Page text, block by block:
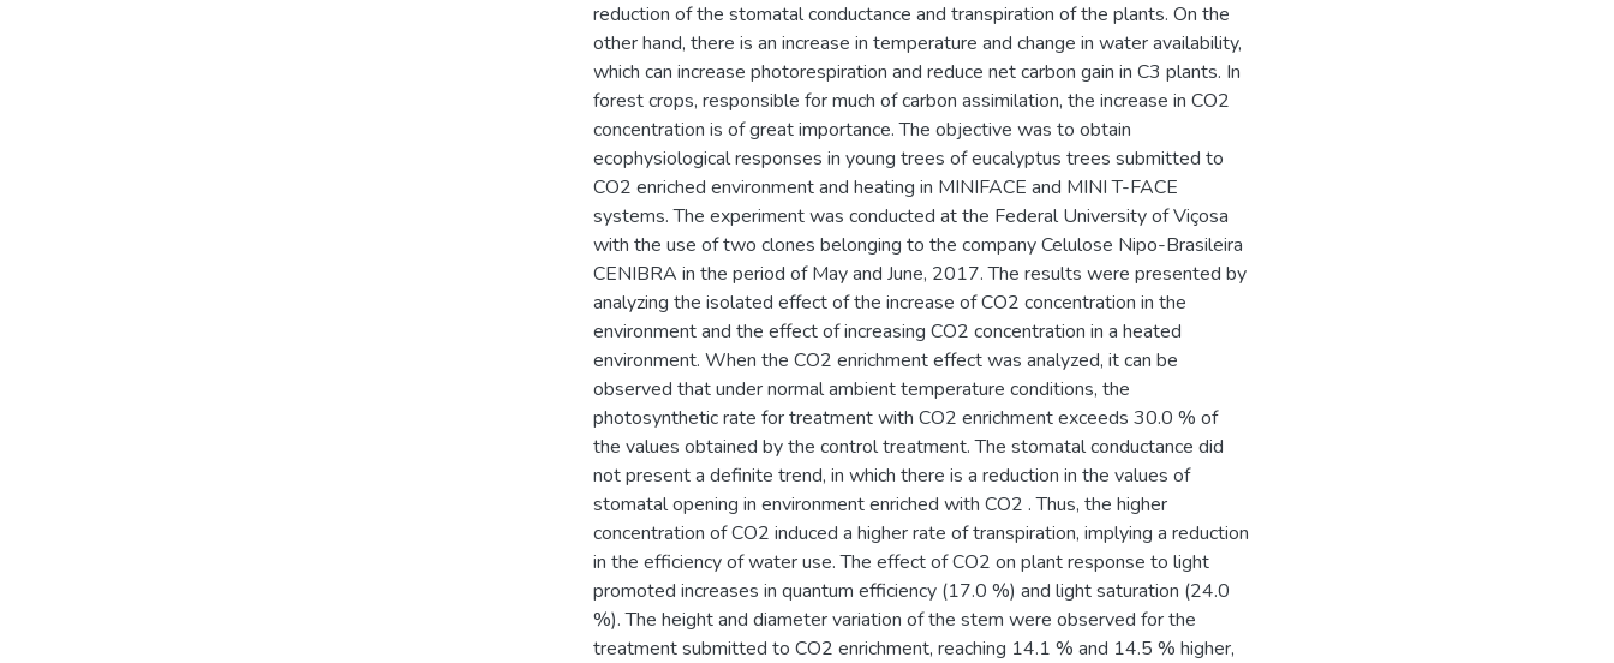
reduction of the stomatal conductance and transpiration of the plants. On the
other hand, there is an increase in temperature and change in water availability,
which can increase photorespiration and reduce net carbon gain in C3 plants. In
forest crops, responsible for much of carbon assimilation, the increase in CO2
concentration is of great importance. The objective was to obtain
ecophysiological responses in young trees of eucalyptus trees submitted to
CO2 enriched environment and heating in MINIFACE and MINI T-FACE
systems. The experiment was conducted at the Federal University of Viçosa
with the use of two clones belonging to the company Celulose Nipo-Brasileira
CENIBRA in the period of May and June, 2017. The results were presented by
analyzing the isolated effect of the increase of CO2 concentration in the
environment and the effect of increasing CO2 concentration in a heated
environment. When the CO2 enrichment effect was analyzed, it can be
observed that under normal ambient temperature conditions, the
photosynthetic rate for treatment with CO2 enrichment exceeds 30.0 % of
the values obtained by the control treatment. The stomatal conductance did
not present a definite trend, in which there is a reduction in the values of
stomatal opening in environment enriched with CO2 . Thus, the higher
concentration of CO2 induced a higher rate of transpiration, implying a reduction
in the efficiency of water use. The effect of CO2 on plant response to light
promoted increases in quantum efficiency (17.0 %) and light saturation (24.0
%). The height and diameter variation of the stem were observed for the
treatment submitted to CO2 enrichment, reaching 14.1 % and 14.5 % higher,